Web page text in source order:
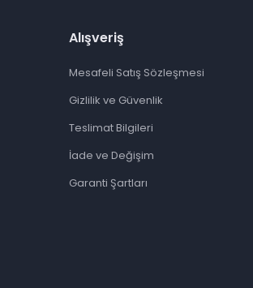
Alışveriş
Mesafeli Satış Sözleşmesi
Gizlilik ve Güvenlik
Teslimat Bilgileri
İade ve Değişim
Garanti Şartları